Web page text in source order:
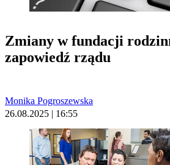
Zmiany w fundacji
zapowiedź rządu
Monika Pogroszewska
26.08.2025 | 16:55